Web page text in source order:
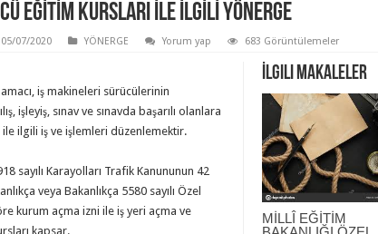
EĞİTİM KURSLARI İLE İLGİLİ YÖNERGE
05/07/2020 YÖNERGE Yorum yap 683 Görüntülemeler
İlgili Makaleler
MİLLÎ EĞİTİM
iş makineleri sürücülerinin
işleyiş, sınav ve sınavda başarılı olanlara
ilgili iş ve işlemleri düzenlemektir.
sayılı Karayolları Trafik Kanununun 42
veya Bakanlıkça 5580 sayılı Özel
kurum açma izni ile iş yeri açma ve
kapsar.